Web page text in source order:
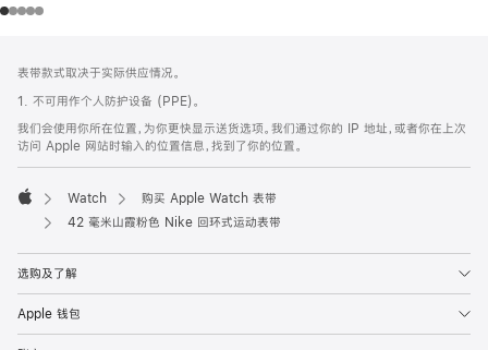
页
页
脚
注
表带款式取决于实际供应情况。
1. 不可用作个人防护设备 (PPE)。
我们会使用你所在位置，为你更快显示送货选项。我们通过你的 IP 地址，或者你在上次
访问 Apple 网站时输入的位置信息，找到了你的位置。
Apple
Watch
购买 Apple Watch 表带
42 毫米山霞粉色 Nike 回环式运动表带
选购及了解
Apple 钱包